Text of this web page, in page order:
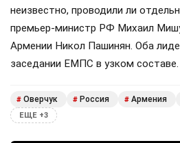
неизвестно, проводили ли
премьер-министр РФ Михаил
Армении Никол Пашинян. Оба
заседании ЕМПС в узком составе.
# Оверчук # Россия # Армения
ЕЩЕ +3